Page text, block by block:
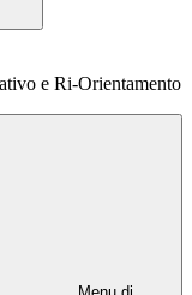
e Ri-Orientamento